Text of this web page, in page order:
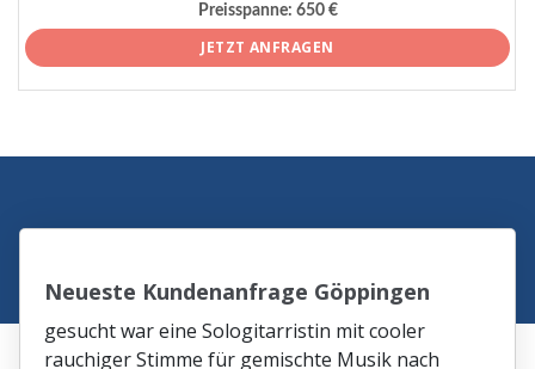
Preisspanne: 650 €
JETZT ANFRAGEN
Neueste Kundenanfrage Göppingen
gesucht war eine Sologitarristin mit cooler
rauchiger Stimme für gemischte Musik nach